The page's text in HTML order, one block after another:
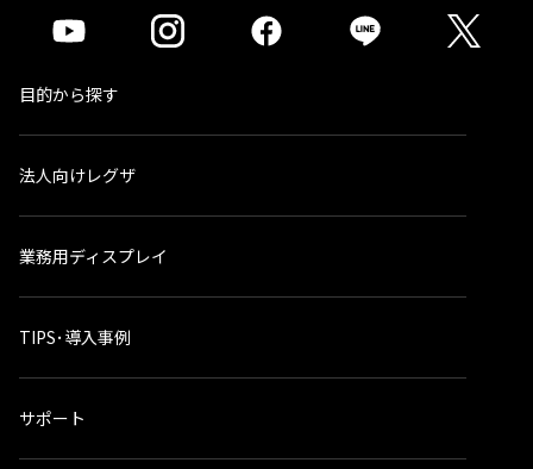
目的から探す
法人向けレグザ
業務用ディスプレイ
TIPS･導入事例
サポート